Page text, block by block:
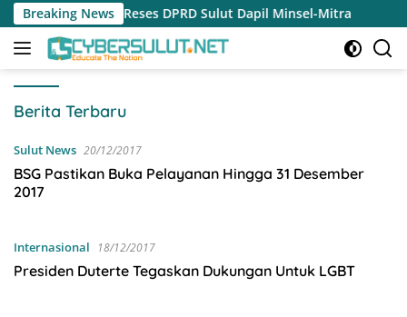
Langsung
ke
konten
Breaking News
Reses DPRD Sulut Dapil Minsel-Mitra Reses Jeane
CYBERSULUT.NET
Berita Terbaru
Sulut News 20/12/2017
BSG Pastikan Buka Pelayanan Hingga 31 Desember
2017
Internasional 18/12/2017
Presiden Duterte Tegaskan Dukungan Untuk LGBT